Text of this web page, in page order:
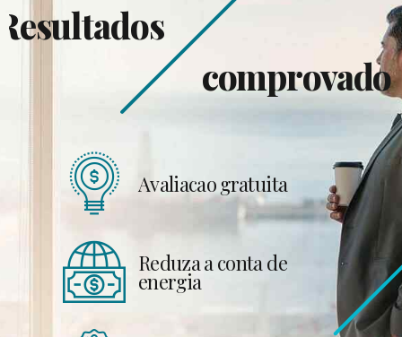
Avaliacao gratuita
Reduza a conta de
energia